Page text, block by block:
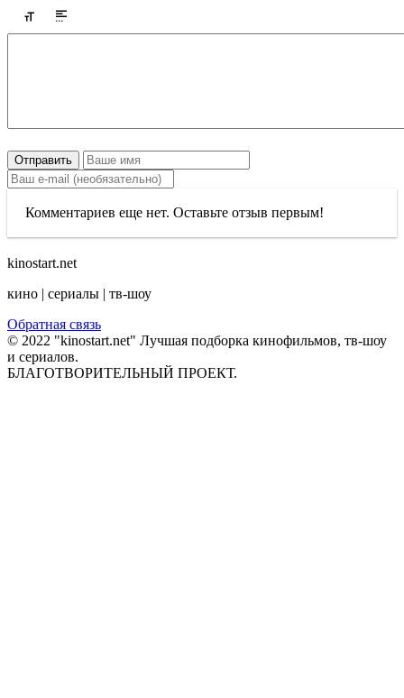
Отправить
Комментариев еще нет. Оставьте отзыв первым!
kinostart.net
кино | сериалы | тв-шоу
Обратная связь
© 2022 "kinostart.net" Лучшая подборка кинофильмов, тв-шоу
и сериалов.
БЛАГОТВОРИТЕЛЬНЫЙ ПРОЕКТ.